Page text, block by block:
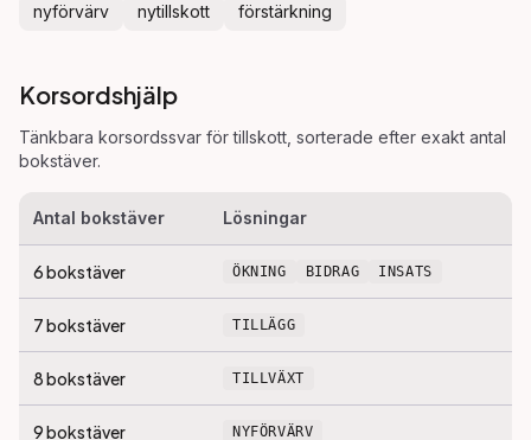
nyförvärv nytillskott förstärkning
Korsordshjälp
Tänkbara korsordssvar förtillskott , sorterade efter exakt antal
bokstäver.
Antal bokstäver Lösningar
6bokstäver ÖKNING BIDRAG INSATS
7bokstäver TILLÄGG
8bokstäver TILLVÄXT
9bokstäver NYFÖRVÄRV